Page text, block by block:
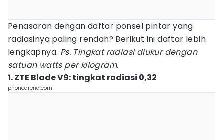
Penasaran dengan daftar ponsel pintar yang
radiasinya paling rendah? Berikut ini daftar lebih
lengkapnya. Ps. Tingkat radiasi diukur dengan
satuan watts per kilogram.
1. ZTE Blade V9: tingkat radiasi 0,32
phonearena.com